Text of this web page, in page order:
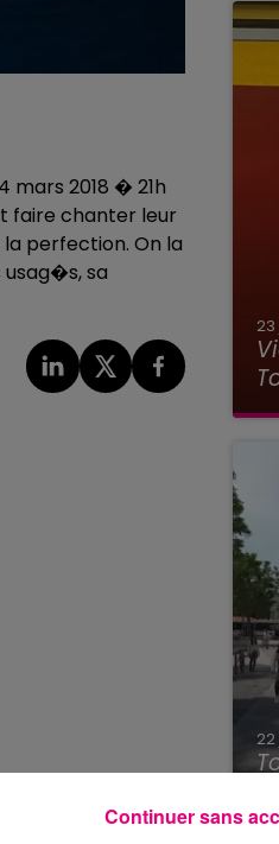
mars 2018 � 21h
faire chanter leur
perfection. On la
sa
Continuer sans